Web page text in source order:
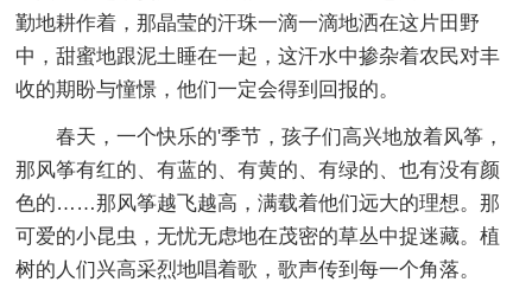
勤地耕作着，那晶莹的汗珠一滴一滴地洒在这片田野
中，甜蜜地跟泥土睡在一起，这汗水中掺杂着农民对丰
收的期盼与憧憬，他们一定会得到回报的。
春天，一个快乐的'季节，孩子们高兴地放着风筝，
那风筝有红的、有蓝的、有黄的、有绿的、也有没有颜
色的……那风筝越飞越高，满载着他们远大的理想。那
可爱的小昆虫，无忧无虑地在茂密的草丛中捉迷藏。植
树的人们兴高采烈地唱着歌，歌声传到每一个角落。